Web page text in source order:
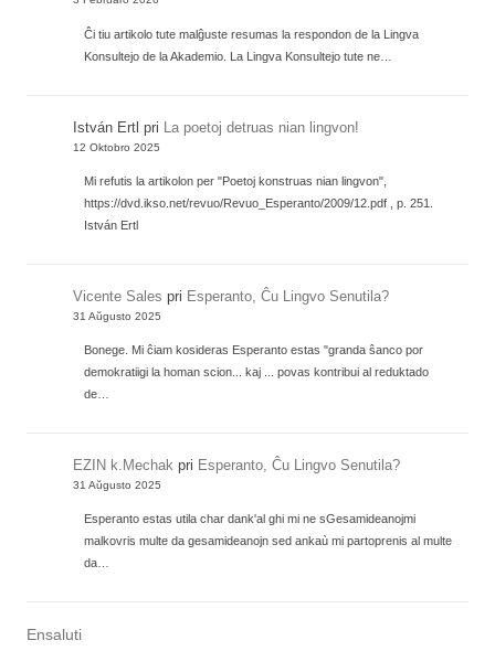
Ĉi tiu artikolo tute malĝuste resumas la respondon de la Lingva
Konsultejo de la Akademio. La Lingva Konsultejo tute ne…
István Ertl pri La poetoj detruas nian lingvon!
12 Oktobro 2025
Mi refutis la artikolon per "Poetoj konstruas nian lingvon",
https://dvd.ikso.net/revuo/Revuo_Esperanto/2009/12.pdf , p. 251.
István Ertl
Vicente Sales pri Esperanto, Ĉu Lingvo Senutila?
31 Aŭgusto 2025
Bonege. Mi ĉiam kosideras Esperanto estas "granda ŝanco por
demokratiigi la homan scion... kaj ... povas kontribui al reduktado
de…
EZIN k.Mechak pri Esperanto, Ĉu Lingvo Senutila?
31 Aŭgusto 2025
Esperanto estas utila char dank'al ghi mi ne sGesamideanojmi
malkovris multe da gesamideanojn sed ankaù mi partoprenis al multe
da…
Ensaluti